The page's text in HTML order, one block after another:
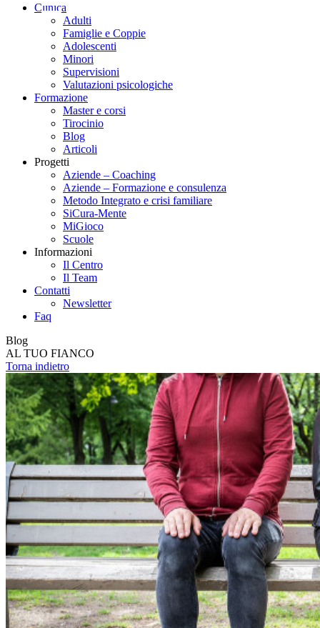
Clinica
Adulti
Famiglie e Coppie
Adolescenti
Minori
Supervisioni
Valutazioni psicologiche
Formazione
Master e corsi
Tirocinio
Blog
Articoli
Progetti
Aziende – Coaching
Aziende – Formazione e consulenza
Metodo Integrato e crisi familiare
SiCura-Mente
MiGioco
Scuole
Informazioni
Il Centro
Il Team
Contatti
Newsletter
Faq
Blog
AL TUO FIANCO
Torna indietro